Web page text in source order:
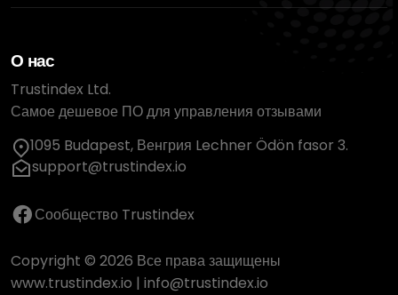
О нас
Trustindex Ltd.
Самое дешевое ПО для управления отзывами
1095 Budapest, Венгрия Lechner Ödön fasor 3.
support@trustindex.io
Сообщество Trustindex
Copyright © 2026 Все права защищены
www.trustindex.io | info@trustindex.io